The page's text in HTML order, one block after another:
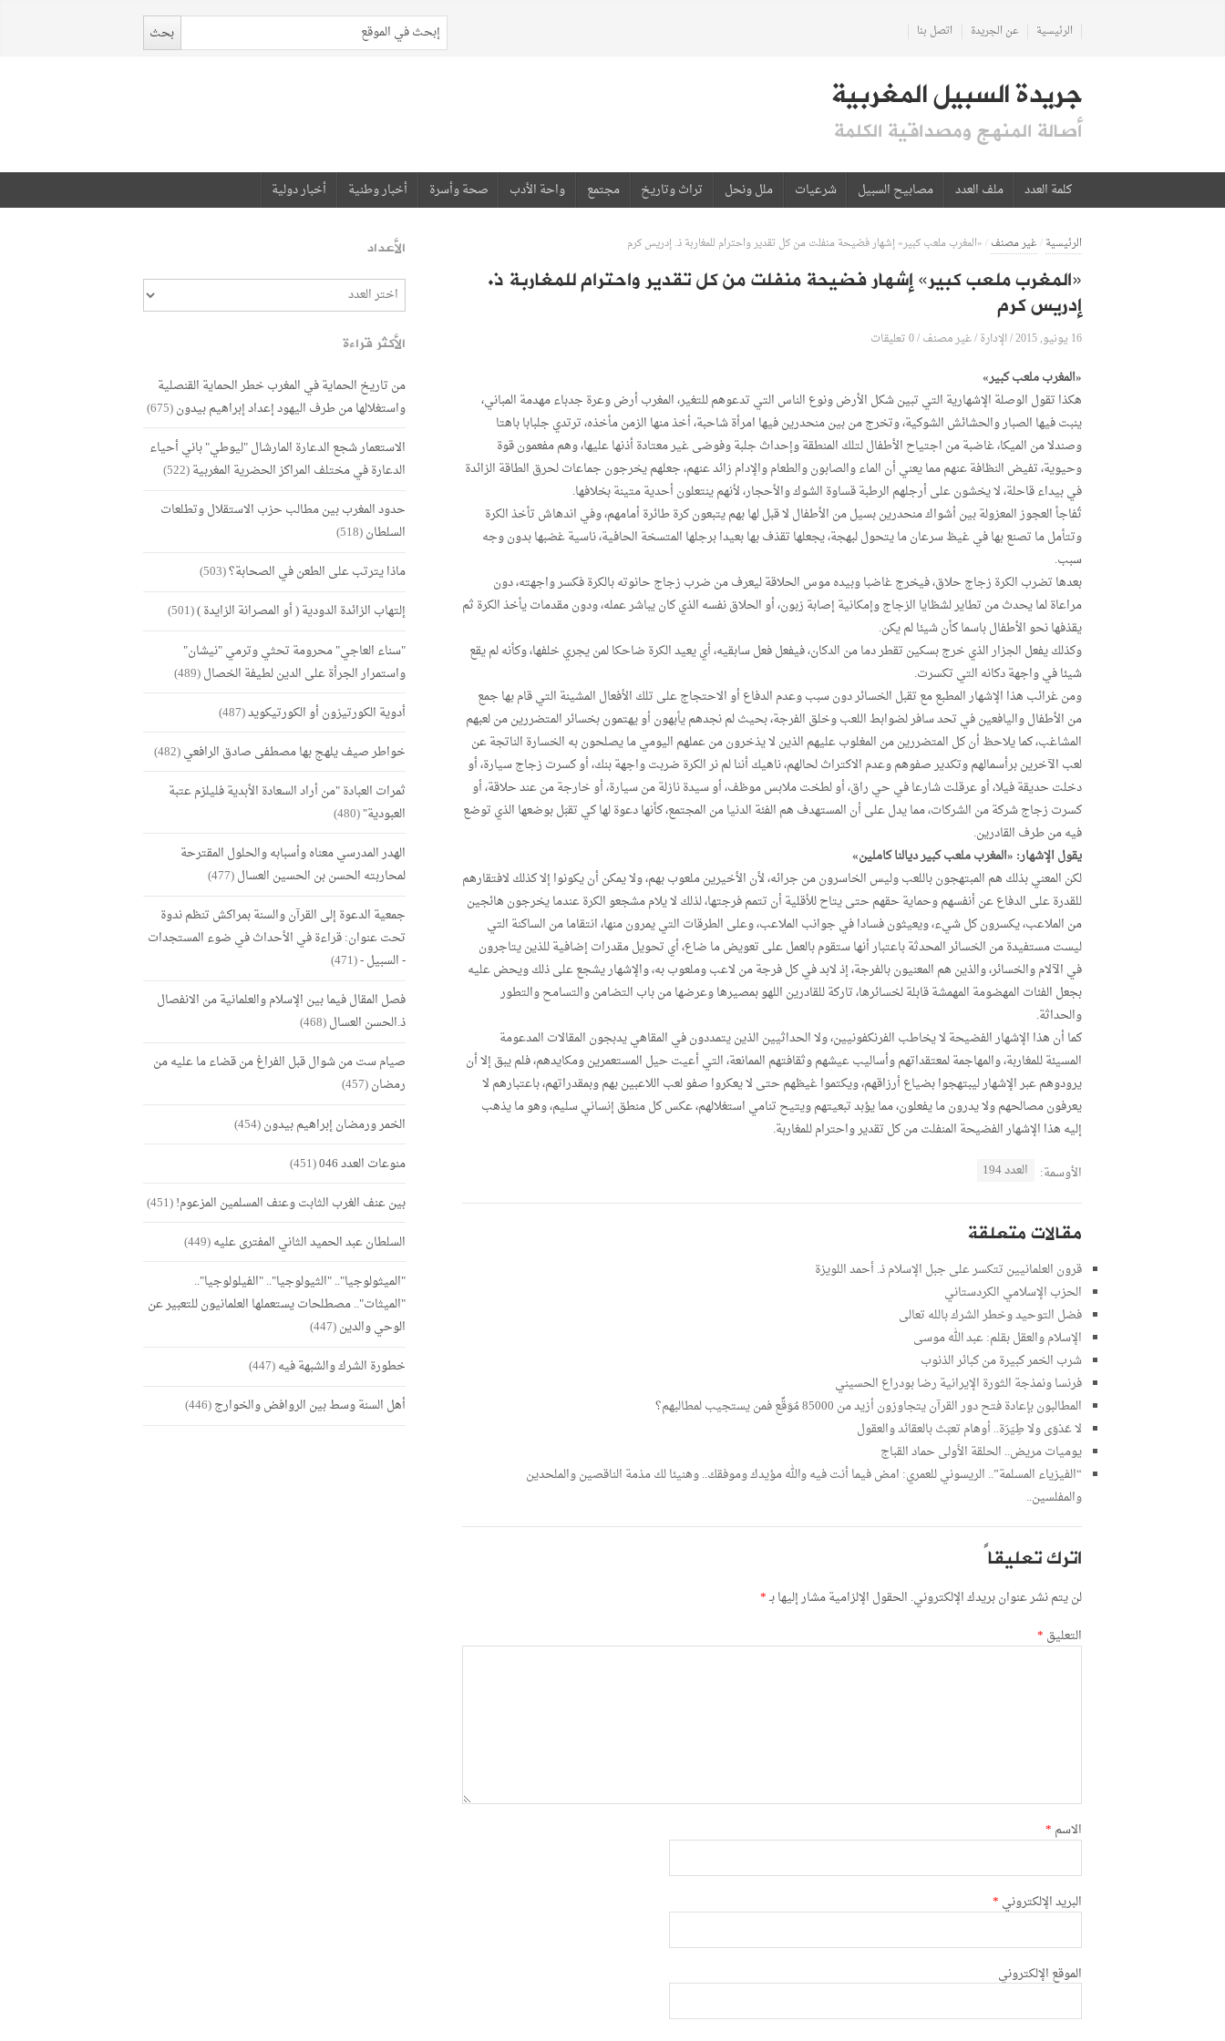
الرئيسية عن الجريدة اتصل بنا
جريدة السبيل المغربية
أصالة المنهج ومصداقية الكلمة
كلمة العدد ملف العدد مصابيح السبيل شرعيات ملل ونحل تراث وتاريخ مجتمع واحة الأدب صحة وأسرة أخبار وطنية أخبار دولية
الرئيسية/غير مصنف/«المغرب ملعب كبير» إشهار فضيحة منفلت من كل تقدير واحترام للمغاربة ذ. إدريس كرم
«المغرب ملعب كبير» إشهار فضيحة منفلت من كل تقدير واحترام للمغاربة ذ.
إدريس كرم
16 يونيو, 2015 /الإدارة/غير مصنف/0 تعليقات
«المغرب ملعب كبير»
هكذا تقول الوصلة الإشهارية التي تبين شكل الأرض ونوع الناس التي تدعوهم للتغير، المغرب أرض وعرة جدباء مهدمة المباني،
ينبت فيها الصبار والحشائش الشوكية، وتخرج من بين منحدرين فيها امرأة شاحبة، أخذ منها الزمن مأخذه، ترتدي جلبابا باهتا
وصندلا من الميكا، غاضبة من اجتياح الأطفال لتلك المنطقة وإحداث جلبة وفوضى غير معتادة أذنها عليها، وهم مفعمون قوة
وحيوية، تفيض النظافة عنهم مما يعني أن الماء والصابون والطعام والإدام زائد عنهم، جعلهم يخرجون جماعات لحرق الطاقة الزائدة
في بيداء قاحلة، لا يخشون على أرجلهم الرطبة قساوة الشوك والأحجار، لأنهم ينتعلون أحدية متينة بخلافها.
تُفاجأ العجوز المعزولة بين أشواك منحدرين بسيل من الأطفال لا قبل لها بهم يتبعون كرة طائرة أمامهم، وفي اندهاش تأخذ الكرة
وتتأمل ما تصنع بها في غيظ سرعان ما يتحول لبهجة، يجعلها تقذف بها بعيدا برجلها المتسخة الحافية، ناسية غضبها بدون وجه
سبب.
بعدها تضرب الكرة زجاج حلاق، فيخرج غاضبا وبيده موس الحلاقة ليعرف من ضرب زجاج حانوته بالكرة فكسر واجهته، دون
مراعاة لما يحدث من تطاير لشظايا الزجاج وإمكانية إصابة زبون، أو الحلاق نفسه الذي كان يباشر عمله، ودون مقدمات يأخذ الكرة ثم
يقذفها نحو الأطفال باسما كأن شيئا لم يكن.
وكذلك يفعل الجزار الذي خرج بسكين تقطر دما من الدكان، فيفعل فعل سابقيه، أي يعيد الكرة ضاحكا لمن يجري خلفها، وكأنه لم يقع
شيئا في واجهة دكانه التي تكسرت.
ومن غرائب هذا الإشهار المطبع مع تقبل الخسائر دون سبب وعدم الدفاع أو الاحتجاج على تلك الأفعال المشينة التي قام بها جمع
من الأطفال واليافعين في تحد سافر لضوابط اللعب وخلق الفرجة، بحيث لم نجدهم يأبهون أو يهتمون بخسائر المتضررين من لعبهم
المشاغب، كما يلاحظ أن كل المتضررين من المغلوب عليهم الذين لا يذخرون من عملهم اليومي ما يصلحون به الخسارة الناتجة عن
لعب الآخرين برأسمالهم وتكدير صفوهم وعدم الاكتراث لحالهم، ناهيك أننا لم نر الكرة ضربت واجهة بنك، أو كسرت زجاج سيارة، أو
دخلت حديقة فيلا، أو عرقلت شارعا في حي راق، أو لطخت ملابس موظف، أو سيدة نازلة من سيارة، أو خارجة من عند حلاقة، أو
كسرت زجاج شركة من الشركات، مما يدل على أن المستهدف هم الفئة الدنيا من المجتمع، كأنها دعوة لها كي تقبَل بوضعها الذي توضع
فيه من طرف القادرين.
يقول الإشهار: «المغرب ملعب كبير ديالنا كاملين»
لكن المعني بذلك هم المبتهجون باللعب وليس الخاسرون من جرائه، لأن الأخيرين ملعوب بهم، ولا يمكن أن يكونوا إلا كذلك لافتقارهم
للقدرة على الدفاع عن أنفسهم وحماية حقهم حتى يتاح للأقلية أن تتمم فرجتها، لذلك لا يلام مشجعو الكرة عندما يخرجون هائجين
من الملاعب، يكسرون كل شيء، ويعيثون فسادا في جوانب الملاعب، وعلى الطرقات التي يمرون منها، انتقاما من الساكنة التي
ليست مستفيدة من الخسائر المحدثة باعتبار أنها ستقوم بالعمل على تعويض ما ضاع، أي تحويل مقدرات إضافية للذين يتاجرون
في الآلام والخسائر، والذين هم المعنيون بالفرجة، إذ لابد في كل فرجة من لاعب وملعوب به، والإشهار يشجع على ذلك ويحض عليه
بجعل الفئات المهضومة المهمشة قابلة لخسائرها، تاركة للقادرين اللهو بمصيرها وعرضها من باب التضامن والتسامح والتطور
والحداثة.
كما أن هذا الإشهار الفضيحة لا يخاطب الفرنكفونيين، ولا الحداثيين الذين يتمددون في المقاهي يدبجون المقالات المدعومة
المسيئة للمغاربة، والمهاجمة لمعتقداتهم وأساليب عيشهم وثقافتهم الممانعة، التي أعيت حيل المستعمرين ومكايدهم، فلم يبق إلا أن
يرودوهم عبر الإشهار ليبتهجوا بضياع أرزاقهم، ويكتموا غيظهم حتى لا يعكروا صفو لعب اللاعبين بهم وبمقدراتهم، باعتبارهم لا
يعرفون مصالحهم ولا يدرون ما يفعلون، مما يؤبد تبعيتهم ويتيح تنامي استغلالهم، عكس كل منطق إنساني سليم، وهو ما يذهب
إليه هذا الإشهار الفضيحة المنفلت من كل تقدير واحترام للمغاربة.
الأوسمة: العدد 194
مقالات متعلقة
قرون العلمانيين تتكسر على جبل الإسلام ذ. أحمد اللويزة
الحزب الإسلامي الكردستاني
فضل التوحيد وخطر الشرك بالله تعالى
الإسلام والعقل بقلم: عبد الله موسى
شرب الخمر كبيرة من كبائر الذنوب
فرنسا ونمذجة الثورة الإيرانية رضا بودراع الحسيني
المطالبون بإعادة فتح دور القرآن يتجاوزون أزيد من 85000 مُوَقِّع فمن يستجيب لمطالبهم؟
لا عَدْوَى ولا طِيَرَة.. أوهام تعبَث بالعقائد والعقول
يوميات مريض.. الحلقة الأولى حماد القباج
“الفيزياء المسلمة”.. الريسوني للعمري: امض فيما أنت فيه والله مؤيدك وموفقك.. وهنيئا لك مذمة الناقصين والملحدين
والمفلسين..
اترك تعليقاً
لن يتم نشر عنوان بريدك الإلكتروني. الحقول الإلزامية مشار إليها بـ*
التعليق *
الاسم *
البريد الإلكتروني *
الموقع الإلكتروني
الأعداد
الأكثر قراءة
من تاريخ الحماية في المغرب خطر الحماية القنصلية
واستغلالها من طرف اليهود إعداد إبراهيم بيدون(675)
الاستعمار شجع الدعارة المارشال "ليوطي" باني أحياء
الدعارة في مختلف المراكز الحضرية المغربية(522)
حدود المغرب بين مطالب حزب الاستقلال وتطلعات
السلطان(518)
ماذا يترتب على الطعن في الصحابة؟(503)
إلتهاب الزائدة الدودية ( أو المصرانة الزايدة )(501)
"سناء العاجي" محرومة تحثي وترمي "نيشان"
واستمرار الجرأة على الدين لطيفة الخصال(489)
أدوية الكورتيزون أو الكورتيكويد(487)
خواطر صيف يلهج بها مصطفى صادق الرافعي(482)
ثمرات العبادة "من أراد السعادة الأبدية فليلزم عتبة
العبودية"(480)
الهدر المدرسي معناه وأسبابه والحلول المقترحة
لمحاربته الحسن بن الحسين العسال(477)
جمعية الدعوة إلى القرآن والسنة بمراكش تنظم ندوة
تحت عنوان: قراءة في الأحداث في ضوء المستجدات
- السبيل -(471)
فصل المقال فيما بين الإسلام والعلمانية من الانفصال
ذ.الحسن العسال(468)
صيام ست من شوال قبل الفراغ من قضاء ما عليه من
رمضان(457)
الخمر ورمضان إبراهيم بيدون(454)
منوعات العدد 046
(451)
بين عنف الغرب الثابت وعنف المسلمين المزعوم!(451)
السلطان عبد الحميد الثاني المفترى عليه(449)
"الميثولوجيا".. "الثيولوجيا".. "الفيلولوجيا"..
"الميثات".. مصطلحات يستعملها العلمانيون للتعبير عن
الوحي والدين(447)
خطورة الشرك والشبهة فيه(447)
أهل السنة وسط بين الروافض والخوارج(446)